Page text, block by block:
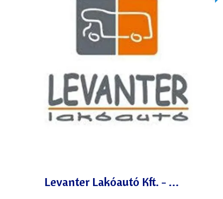
Levanter Lakóautó Kft. - …